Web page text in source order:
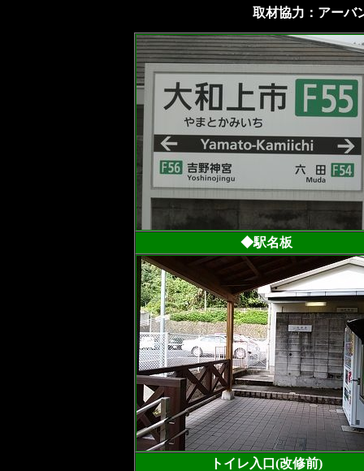
取材協力：アー
◆駅名板
トイレ入口(改修前)